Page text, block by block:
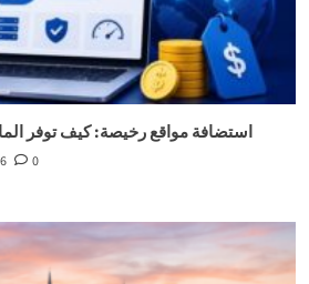
استضافة مواقع رخيصة: كيف توفر
0